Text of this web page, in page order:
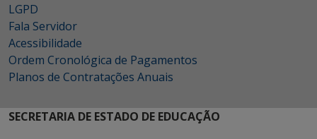
LGPD
Fala Servidor
Acessibilidade
Ordem Cronológica de Pagamentos
Planos de Contratações Anuais
SECRETARIA DE ESTADO DE EDUCAÇÃO